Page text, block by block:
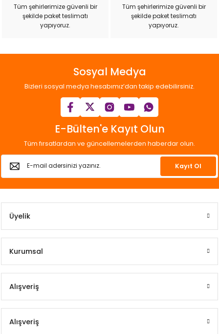
Tüm şehirlerimize güvenli bir
şekilde paket teslimatı
yapıyoruz.
Tüm şehirlerimize güvenli bir
şekilde paket teslimatı
yapıyoruz.
Sosyal Medya
Bizleri sosyal medya hesabımız’dan takip edebilirsiniz.
E-Bülten'e Kayıt Olun
Tüm fırsatlardan ve güncellemelerden haberdar olun.
Kayıt Ol
Üyelik
Kurumsal
Alışveriş
Alışveriş